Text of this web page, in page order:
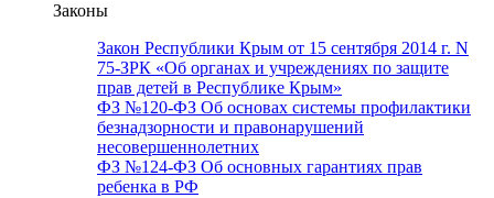
Законы
Закон Республики Крым от 15 сентября 2014 г. N
75-ЗРК «Об органах и учреждениях по защите
прав детей в Республике Крым»
ФЗ №120-ФЗ Об основах системы профилактики
безнадзорности и правонарушений
несовершеннолетних
ФЗ №124-ФЗ Об основных гарантиях прав
ребенка в РФ